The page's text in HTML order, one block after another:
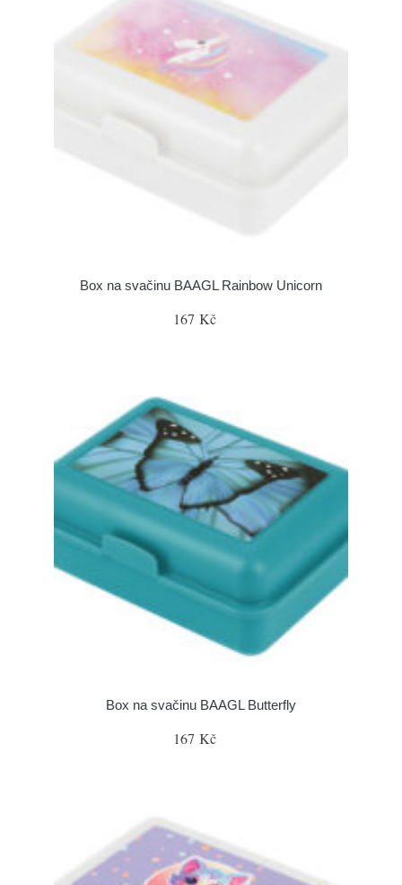
Box na svačinu BAAGL Rainbow Unicorn
167 Kč
Box na svačinu BAAGL Butterfly
167 Kč